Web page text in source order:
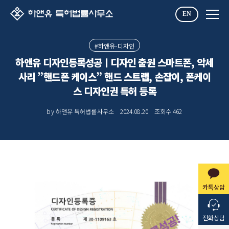
EN
카톡상담
전화상담
#하앤유-디자인
하앤유 디자인등록성공ㅣ디자인 출원 스마트폰, 악세
사리 ”핸드폰 케이스” 핸드 스트랩, 손잡이, 폰케이
스 디자인권 특허 등록
by 하앤유 특허법률사무소 2024.08.20 조회수462